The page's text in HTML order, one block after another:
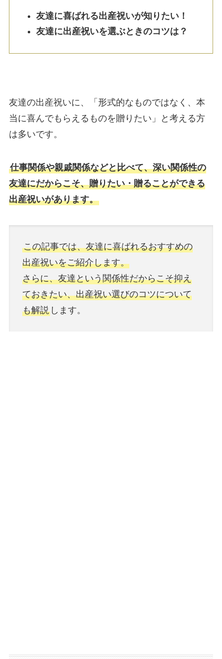
友達に喜ばれる出産祝いが知りたい！
友達に出産祝いを選ぶときのコツは？
友達の出産祝いに、「形式的なものではなく、本
当に喜んでもらえるものを贈りたい」と考える方
は多いです。
仕事関係や親戚関係などと比べて、深い関係性の
友達にだからこそ、贈りたい・贈ることができる
出産祝いがあります。
この記事では、友達に喜ばれるおすすめの
出産祝いをご紹介します。
さらに、友達という関係性だからこそ抑え
ておきたい、出産祝い選びのコツについて
も解説します。